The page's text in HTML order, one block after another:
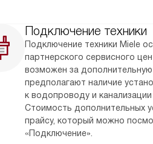
Подключение техники
Подключение техники Miele
партнерского сервисного
возможен за
предполагают наличие
к водопроводу и канализации
Стоимость дополнительных
прайсу, который можно
«Подключение».